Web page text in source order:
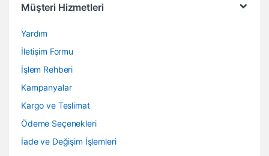
Müşteri Hizmetleri
Yardım
İletişim Formu
İşlem Rehberi
Kampanyalar
Kargo ve Teslimat
Ödeme Seçenekleri
İade ve Değişim İşlemleri